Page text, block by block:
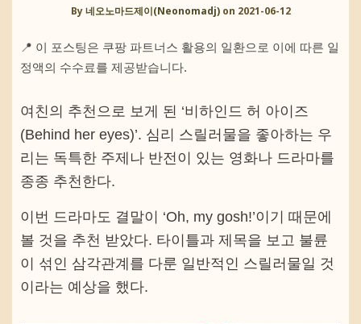
By네오노마드제이(Neonomadj) on 2021-06-12
📍 이 포스팅은 쿠팡 파트너스 활용의 일환으로 이에 따른 일
정액의 수수료를 제공받습니다.
여친의 추천으로 보게 된 ‘비하인드 허 아이즈
(Behind her eyes)’. 심리 스릴러물을 좋아하는 우
리는 독특한 주제나 반전이 있는 영화나 드라마를
종종 추천한다.
이번 드라마도 결말이 ‘Oh, my gosh!’이기 때문에
볼 것을 추천 받았다. 타이틀과 제목을 보고 불륜
이 섞인 삼각관계를 다룬 일반적인 스릴러물일 것
이라는 예상을 했다.